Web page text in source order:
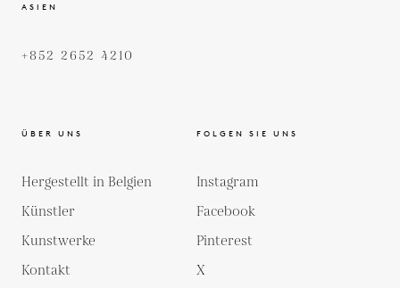
ASIEN
+852 2652 4210
ÜBER UNS
Hergestellt in Belgien
Künstler
Kunstwerke
Kontakt
FOLGEN SIE UNS
Instagram
Facebook
Pinterest
X